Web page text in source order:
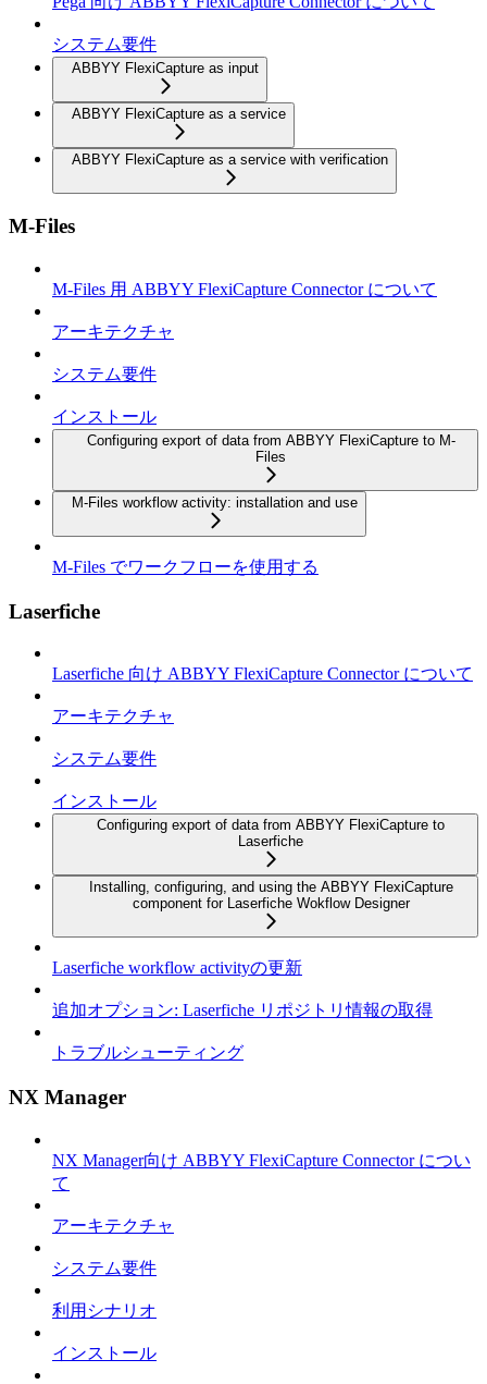
システム要件
ABBYY FlexiCapture as input
ABBYY FlexiCapture as a service
ABBYY FlexiCapture as a service with verification
M-Files
M-Files 用 ABBYY FlexiCapture Connector について
アーキテクチャ
システム要件
インストール
Configuring export of data from ABBYY FlexiCapture to M-
Files
M-Files workflow activity: installation and use
M-Files でワークフローを使用する
Laserfiche
Laserfiche 向け ABBYY FlexiCapture Connector について
アーキテクチャ
システム要件
インストール
Configuring export of data from ABBYY FlexiCapture to
Laserfiche
Installing, configuring, and using the ABBYY FlexiCapture
component for Laserfiche Wokflow Designer
Laserfiche workflow activityの更新
追加オプション: Laserfiche リポジトリ情報の取得
トラブルシューティング
NX Manager
NX Manager向け ABBYY FlexiCapture Connector につい
て
アーキテクチャ
システム要件
利用シナリオ
インストール